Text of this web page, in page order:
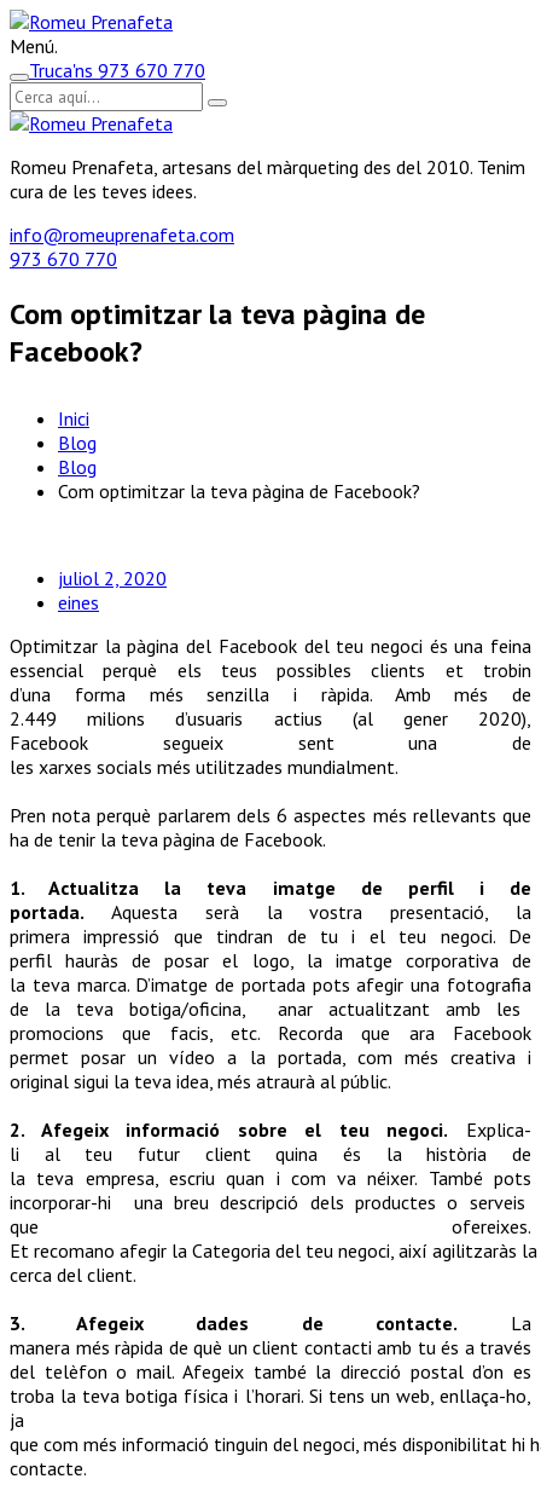
Menú.
Truca'ns 973 670 770
Romeu Prenafeta, artesans del màrqueting des del 2010. Tenim
cura de les teves idees.
info@romeuprenafeta.com
973 670 770
Com optimitzar la teva pàgina de
Facebook?
Inici
Blog
Blog
Com optimitzar la teva pàgina de Facebook?
juliol 2, 2020
eines
Optimitzar lapàgina del Facebook del teu negoci és una feina
essencial perquè els teus possibles clients et trobin
d’una forma més senzilla i ràpida. Amb més de
2.449milions d’usuaris actius (al gener2020),
Facebook segueix sent una de
les xarxes socials més utilitzades mundialment.
Pren notaperquè parlarem dels 6aspectes més rellevants que
ha de tenir la teva pàgina de Facebook.
1.Actualitza la teva imatge de perfil i de
portada.
Aquesta serà lavostra presentació , la
primeraimpressió que tindran de tu i el teu negoci. De
perfilhauràs de posar el logo, la imatge corporativa de
la teva marca. D’imatge de portada pots afegir una fotografia
de la teva botiga/oficina, anar actualitzant amb les
promocions que facis , etc. Recorda que ara Facebook
permet posar un vídeo a la portada, com més creativa i
original sigui la teva idea, més atraurà al públic.
2. Afegeix informació sobre el teu negoci.
Explica-
li al teu futur client quinaés lahistòria de
la teva empresa, escriu quan i com vanéixer. Tambépots
incorporar-hi una breu descripció dels productes o serveis
que ofereixes.
Et recomano afegir la Categoria del teu negoci així agilitzaràs la
cerca del client.
3. Afegeix dades de contacte. La
manera més ràpida de què un client contacti amb tu és a través
del telèfon o mail. Afegeixtambé la direcció postald’on es
troba la teva botiga física i l’horari. Si tens un web,enllaça-ho
ja
que com més informació tinguin del negoci més disponibilitat hi
contacte.